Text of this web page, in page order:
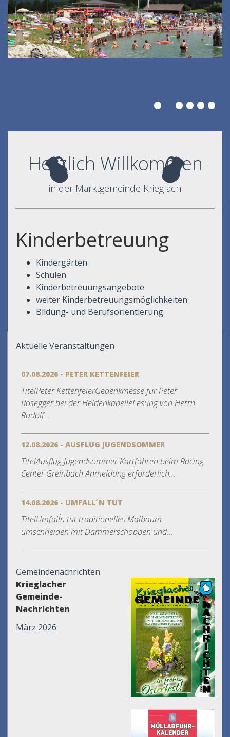
Herzlich Willkommen
in der Marktgemeinde Krieglach
Kinderbetreuung
Kindergärten
Schulen
Kinderbetreuungsangebote
weiter Kinderbetreuungsmöglichkeiten
Bildung- und Berufsorientierung
Aktuelle Veranstaltungen
07.08.2026 - PETER KETTENFEIER
TitelPeter KettenfeierGedenkmesse für Peter
Rosegger bei der HeldenkapelleLesung von Herrn
Rudolf...
12.08.2026 - AUSFLUG JUGENDSOMMER
TitelAusflug Jugendsommer Kartfahren beim Racing
Center Greinbach Anmeldung erforderlich...
14.08.2026 - UMFALL´N TUT
TitelUmfall´n tut traditionelles Maibaum
umschneiden mit Dämmerschoppen und...
Gemeindenachrichten
Krieglacher
Gemeinde-
Nachrichten
März 2026